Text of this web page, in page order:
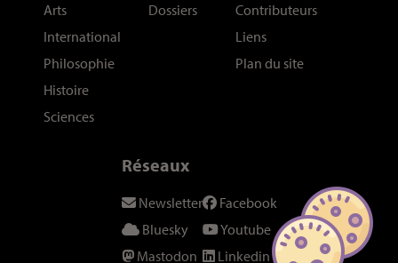
Arts
International
Philosophie
Histoire
Sciences
Dossiers
Contributeurs
Liens
Plan du site
Réseaux
Newsletter
Bluesky
Mastodon
Facebook
Youtube
Linkedin